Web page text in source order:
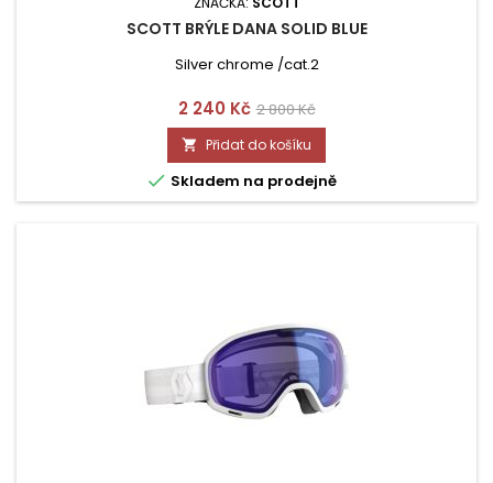
SCOTT BRÝLE DANA SOLID BLUE
Silver chrome /cat.2
Cena
2 240 Kč Běžná
cena
2 800 Kč
 Přidat do košíku
 Skladem na prodejně